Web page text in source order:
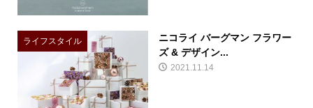
ライフスタイル
ニコライ バーグマン フラワー
ズ & デザイン...
2021.11.14